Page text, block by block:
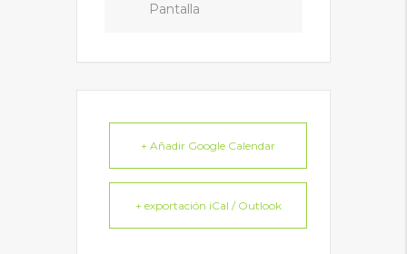
Pantalla
+ Añadir Google Calendar
+ exportación iCal / Outlook